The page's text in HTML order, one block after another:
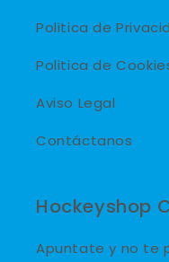
Politica de
Politica de
Aviso Legal
Contáctanos
Hockeyshop
Apuntate y no te